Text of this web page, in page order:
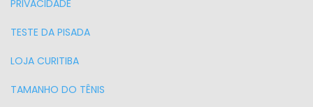
PRIVACIDADE
TESTE DA PISADA
LOJA CURITIBA
TAMANHO DO TÊNIS